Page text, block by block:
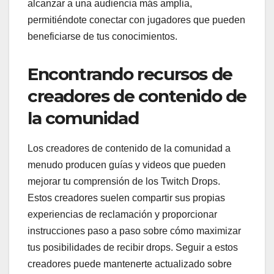
alcanzar a una audiencia más amplia,
permitiéndote conectar con jugadores que pueden
beneficiarse de tus conocimientos.
Encontrando recursos de
creadores de contenido de
la comunidad
Los creadores de contenido de la comunidad a
menudo producen guías y videos que pueden
mejorar tu comprensión de los Twitch Drops.
Estos creadores suelen compartir sus propias
experiencias de reclamación y proporcionar
instrucciones paso a paso sobre cómo maximizar
tus posibilidades de recibir drops. Seguir a estos
creadores puede mantenerte actualizado sobre